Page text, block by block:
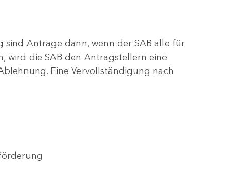
Anträge dann, wenn der SAB alle für
wird die SAB den Antragstellern eine
Eine Vervollständigung nach